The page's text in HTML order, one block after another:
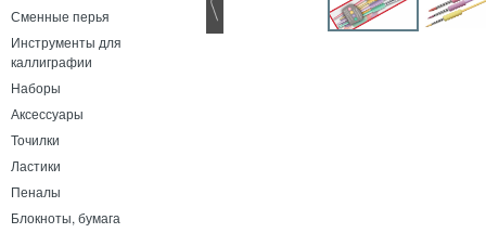
Сменные перья
Инструменты для
каллиграфии
Наборы
Аксессуары
Точилки
Ластики
Пеналы
Блокноты, бумага